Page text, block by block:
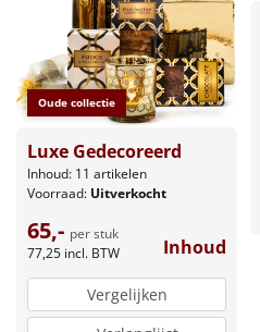
Oude collectie
Luxe Gedecoreerd
Inhoud: 11 artikelen
Voorraad: Uitverkocht
65,- per stuk
77,25 incl. BTW Inhoud
Vergelijken